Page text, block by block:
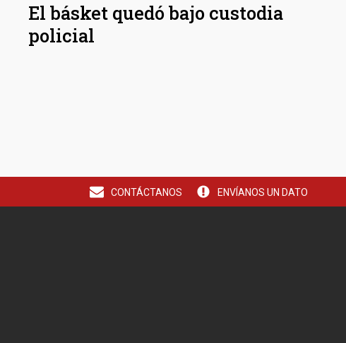
El básket quedó bajo custodia
policial
CONTÁCTANOS ENVÍANOS UN DATO